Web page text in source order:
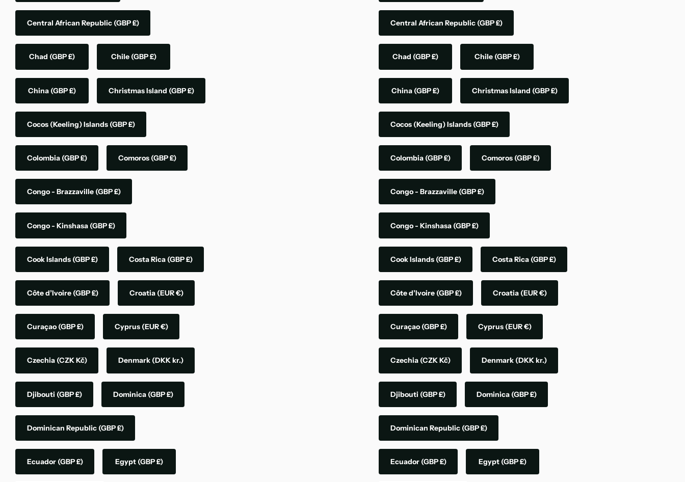
Central African Republic (GBP £)
Chad (GBP £) Chile (GBP £)
China (GBP £) Christmas Island (GBP £)
Cocos (Keeling) Islands (GBP £)
Colombia (GBP £) Comoros (GBP £)
Congo - Brazzaville (GBP £)
Congo - Kinshasa (GBP £)
Cook Islands (GBP £) Costa Rica (GBP £)
Côte d’Ivoire (GBP £) Croatia (EUR €)
Curaçao(GBP £) Cyprus (EUR €)
Czechia (CZK Kč) Denmark (DKK kr.)
Djibouti (GBP £) Dominica (GBP £)
Dominican Republic (GBP £)
Ecuador (GBP £) Egypt (GBP £)
Central African Republic (GBP £)
Chad (GBP £) Chile (GBP £)
China (GBP £) Christmas Island (GBP £)
Cocos (Keeling) Islands (GBP £)
Colombia (GBP £) Comoros (GBP £)
Congo - Brazzaville (GBP £)
Congo - Kinshasa (GBP £)
Cook Islands (GBP £) Costa Rica (GBP £)
Côte d’Ivoire (GBP £) Croatia (EUR €)
Curaçao(GBP £) Cyprus (EUR €)
Czechia (CZK Kč) Denmark (DKK kr.)
Djibouti (GBP £) Dominica (GBP £)
Dominican Republic (GBP £)
Ecuador (GBP £) Egypt (GBP £)